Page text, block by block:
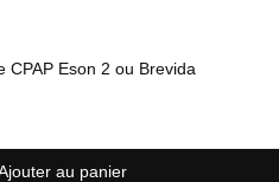
au panier
CPAP Eson 2 ou Brevida